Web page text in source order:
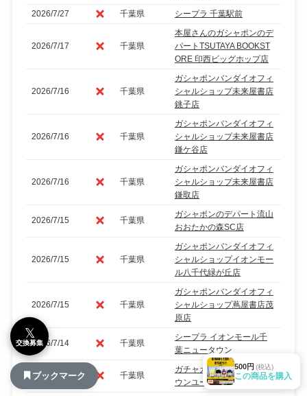
2026/7/27
千葉県 シープラ 千葉駅前
2026/7/17 千葉県
本屋さんのガシャポンのデ
パートTSUTAYA BOOKST
ORE 印西ビッグホップ店
2026/7/16 千葉県
ガシャポンバンダイオフィ
シャルショップ未来屋書店
銚子店
2026/7/16 千葉県
ガシャポンバンダイオフィ
シャルショップ未来屋書店
鎌ケ谷店
2026/7/16 千葉県
ガシャポンバンダイオフィ
シャルショップ未来屋書店
鎌取店
2026/7/15 千葉県
ガシャポンのデパート流山
おおたかの森SC店
2026/7/15 千葉県
ガシャポンバンダイオフィ
シャルショップイオンモー
ル八千代緑が丘店
2026/7/15 千葉県
ガシャポンバンダイオフィ
シャルショップ蔦屋書店茂
原店
2026/7/14 千葉県
シープラ イオンモール千
葉ニュータウン
2026/7/14 千葉県
ガチャガチャの森イオンタ
ウンユーカリが丘店
500円 (税込)
この商品を購入
𝕏
交換募集
ブックマーク